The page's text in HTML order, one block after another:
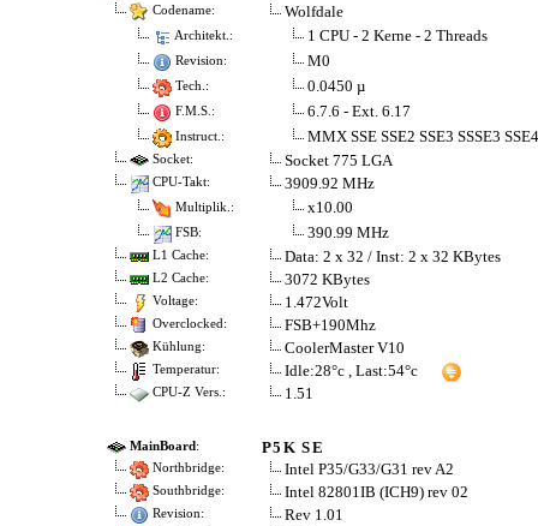
Codename: Wolfdale
Architekt.: 1 CPU - 2 Kerne - 2 Threads
Revision: M0
Tech.: 0.0450 µ
F.M.S.: 6.7.6 - Ext. 6.17
Instruct.: MMX SSE SSE2 SSE3 SSSE3
Socket: Socket 775 LGA
CPU-Takt: 3909.92 MHz
Multiplik.: x10.00
FSB: 390.99 MHz
L1 Cache: Data: 2 x 32 / Inst: 2 x 32 KBytes
L2 Cache: 3072 KBytes
Voltage: 1.472Volt
Overclocked: FSB+190Mhz
Kühlung: CoolerMaster V10
Temperatur: Idle:28°c , Last:54°c
CPU-Z Vers.: 1.51
MainBoard: P5K SE
Northbridge: Intel P35/G33/G31 rev A2
Southbridge: Intel 82801IB (ICH9) rev 02
Revision: Rev 1.01